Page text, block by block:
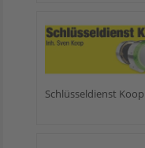
Schlüsseldienst Koop